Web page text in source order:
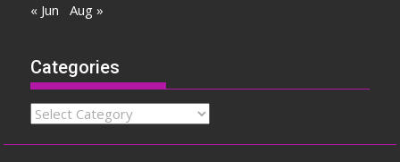
« Jun Aug »
Categories
Categories